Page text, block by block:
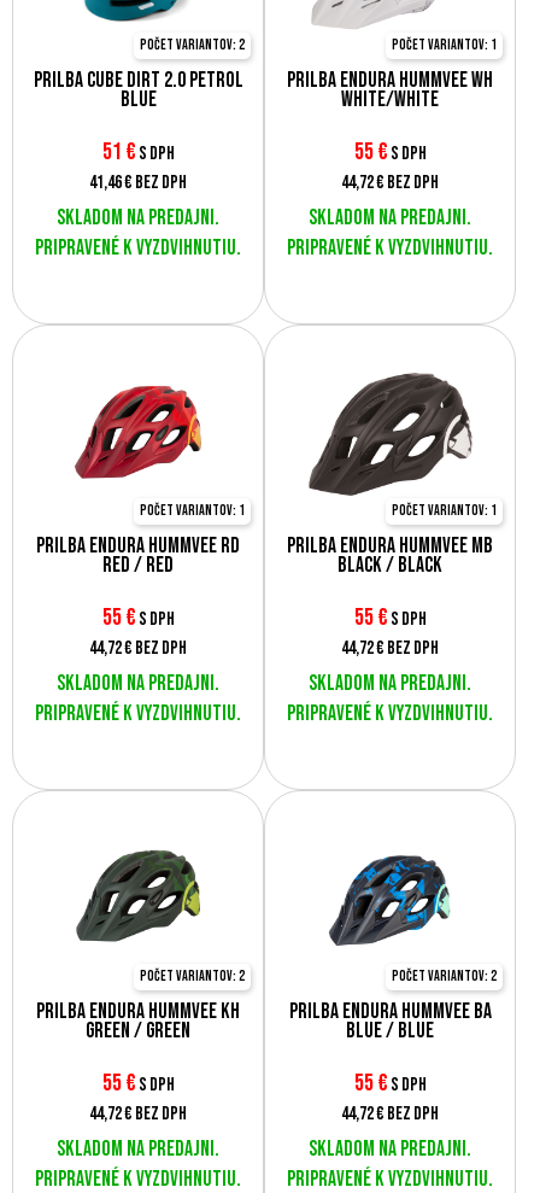
Prilba Cube Dirt 2.0 Petrol
Blue
Počet variantov: 2
51 € s DPH
41,46 € bez DPH
Skladom na predajni.
Pripravené k vyzdvihnutiu.
Prilba Endura Hummvee Wh
White/White
Počet variantov: 1
55€ s DPH
44,72 € bez DPH
Skladom na predajni.
Pripravené k vyzdvihnutiu.
Prilba Endura Hummvee RD
Red / Red
Počet variantov: 1
55€ s DPH
44,72 € bez DPH
Skladom na predajni.
Pripravené k vyzdvihnutiu.
Prilba Endura Hummvee MB
Black / Black
Počet variantov: 1
55€ s DPH
44,72 € bez DPH
Skladom na predajni.
Pripravené k vyzdvihnutiu.
Prilba Endura Hummvee KH
Green / Green
Počet variantov: 2
55€ s DPH
44,72 € bez DPH
Skladom na predajni.
Pripravené k vyzdvihnutiu.
Prilba Endura Hummvee BA
Blue / Blue
Počet variantov: 2
55€ s DPH
44,72 € bez DPH
Skladom na predajni.
Pripravené k vyzdvihnutiu.